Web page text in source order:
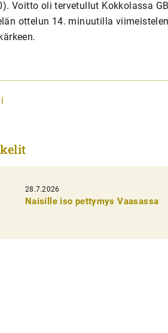
Voitto oli tervetullut Kokkolassa
ottelun 14. minuutilla
28.7.2026
Naisille iso pettymys Vaasassa